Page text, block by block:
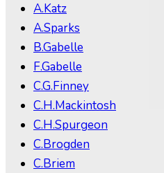
A.Katz
A.Sparks
B.Gabelle
F.Gabelle
C.G.Finney
C.H.Mackintosh
C.H.Spurgeon
C.Brogden
C.Briem